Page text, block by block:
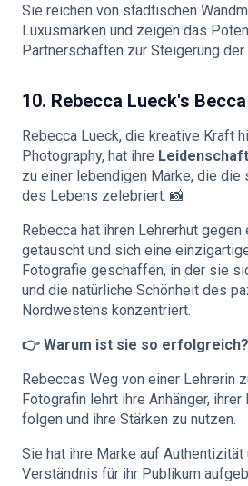
Sie reichen von städtischen
Luxusmarken und zeigen das
Partnerschaften zur Steigerung
10. Rebecca Lueck's
Rebecca Lueck, die kreative Kraft
Photography, hat ihre
zu einer lebendigen Marke, die die
des Lebens zelebriert. 📸
Rebecca hat ihren Lehrerhut
getauscht und sich eine
Fotografie geschaffen, in der sie
und die natürliche Schönheit des
Nordwestens konzentriert.
👉 Warum ist sie so erfolgreich?
Rebeccas Weg von einer Lehrerin
Fotografin lehrt ihre Anhänger,
folgen und ihre Stärken zu nutzen.
Sie hat ihre Marke auf
Verständnis für ihr Publikum